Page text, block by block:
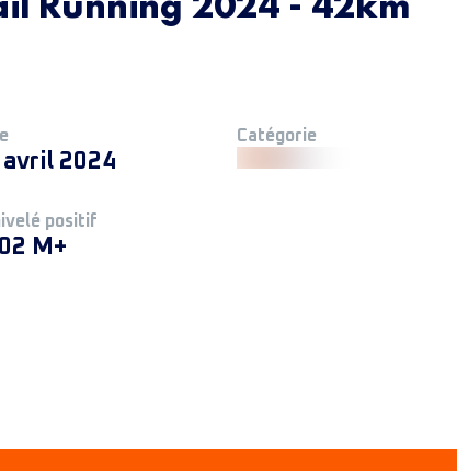
avril 2024
Catégorie
positif
M+